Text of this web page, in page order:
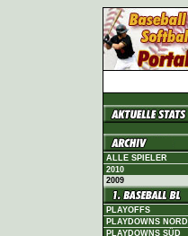
ALLE SPIELER
2010
2009
PLAYOFFS
PLAYDOWNS NORD
PLAYDOWNS SÜD